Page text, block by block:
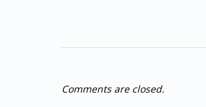
Comments are closed.